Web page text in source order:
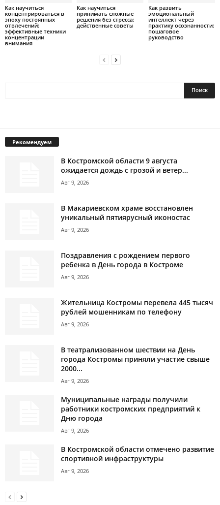
Как научиться
концентрироваться в
эпоху постоянных
отвлечений:
эффективные техники
концентрации
внимания
Как научиться
принимать сложные
решения без стресса:
действенные советы
Как развить
эмоциональный
интеллект через
практику осознанности:
пошаговое
руководство
Рекомендуем
В Костромской области 9 августа
ожидается дождь с грозой и ветер...
Авг 9, 2026
В Макариевском храме восстановлен
уникальный пятиярусный иконостас
Авг 9, 2026
Поздравления с рождением первого
ребенка в День города в Костроме
Авг 9, 2026
Жительница Костромы перевела 445 тысяч
рублей мошенникам по телефону
Авг 9, 2026
В театрализованном шествии на День
города Костромы приняли участие свыше
2000...
Авг 9, 2026
Муниципальные награды получили
работники костромских предприятий к
Дню города
Авг 9, 2026
В Костромской области отмечено развитие
спортивной инфраструктуры
Авг 9, 2026